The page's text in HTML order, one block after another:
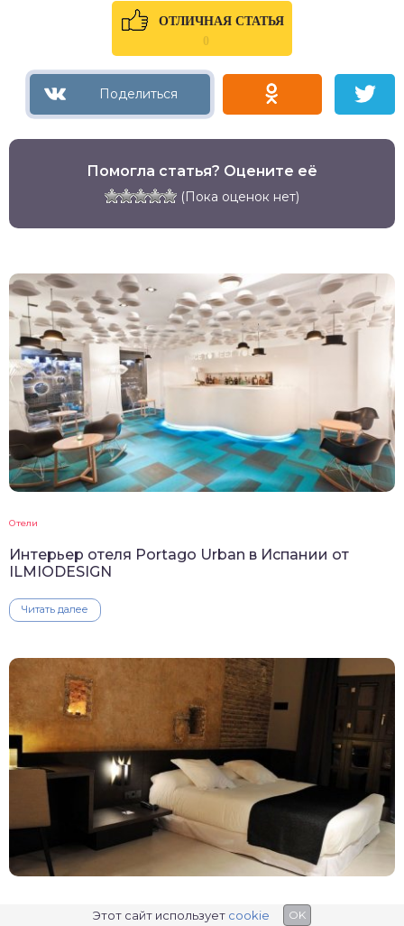
ОТЛИЧНАЯ СТАТЬЯ
0
Помогла статья? Оцените её
(Пока оценок нет)
Отели
Интерьер отеля Portago Urban в Испании от
ILMIODESIGN
Читать далее
Этот сайт использует cookie OK